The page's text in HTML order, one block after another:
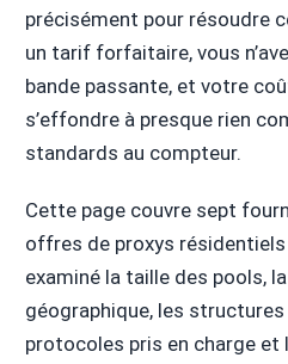
précisément pour résoudre
un tarif forfaitaire, vous
bande passante, et votre
s’effondre à presque rien
standards au compteur.
Cette page couvre sept
offres de proxys
examiné la taille des pools,
géographique, les
protocoles pris en charge et